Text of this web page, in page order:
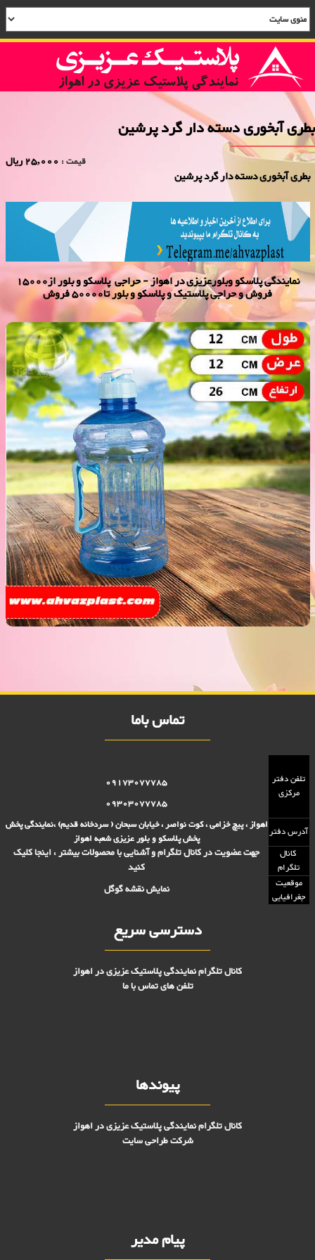
بطری آبخوری دسته دار گرد پرشین
قیمت : 25,000 ریال
بطری آبخوری دسته دار گرد پرشین
نمایندگی پلاسكو وبلورعزیزی در اهواز - حراجی پلاسکو و بلور از15000
فروش و حراجی پلاستیک و پلاسکو و بلور تا50000 فروش
بطری آبخوری دسته دار گرد پرشین
بطري ابخوري گرد پرشين حراجي 25000 فروش
تماس باما
تلفن دفتر
مرکزی
09173077785
09303077785
آدرس دفتراهواز ، پیچ خزامی ، کوت نواصر ، خیابان سبحان ( سردخانه قدیم) ،نمایندگی پخش
پخش پلاسکو و بلور عزیزی شعبه اهواز
کانال
تلگرام
جهت عضویت در کانال تلگرام و آشنایی با محصولات بیشتر ، اینجا کلیک
کنید
موقعیت
جغرافیایی
نمایش نقشه گوگل
دسترسی سریع
کانال تلگرام نمایندگی پلاستیک عزیزی در اهواز
تلفن های تماس با ما
پیوندها
کانال تلگرام نمایندگی پلاستیک عزیزی در اهواز
شرکت طراحی سایت
پیام مدیر